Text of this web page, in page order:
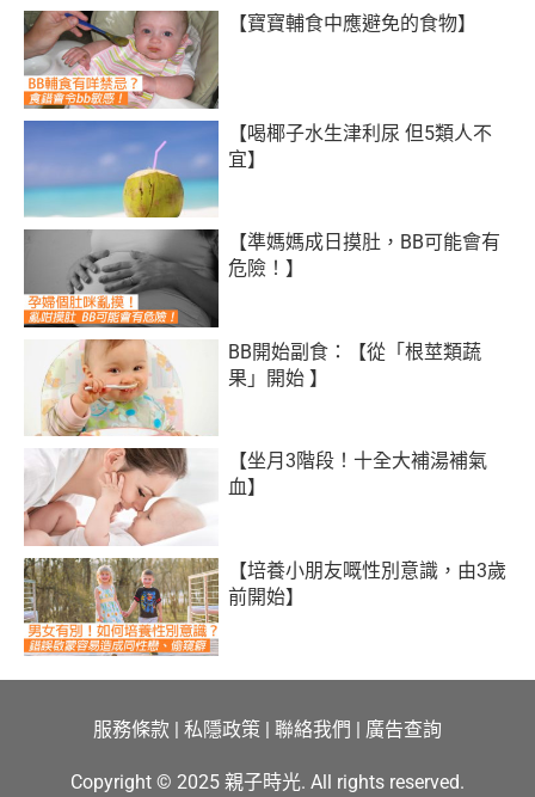
【寶寶輔食中應避免的食物】
【喝椰子水生津利尿 但5類人不
宜】
【準媽媽成日摸肚，BB可能會有
危險！】
BB開始副食：【從「根莖類蔬
果」開始 】
【坐月3階段！十全大補湯補氣
血】
【培養小朋友嘅性別意識，由3歲
前開始】
服務條款 | 私隱政策 | 聯絡我們 | 廣告查詢
Copyright © 2025 親子時光. All rights reserved.